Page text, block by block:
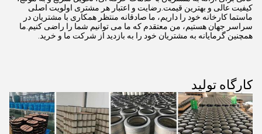
کیفیت عالی و بهترین قیمت.رضایت و اعتبار هر مشتری اولویت اصلی
ماستما کارخانه خود را داریم، ما صادقانه منتظر همکاری با مشتریان در
سراسر جهان هستیم، من معتقدم که ما می توانیم شما را راضی کنیم.ما
همچنین گرمایانه به مشتریان خود را به بازدید از شرکت ما و خرید.
کارگاه تولید